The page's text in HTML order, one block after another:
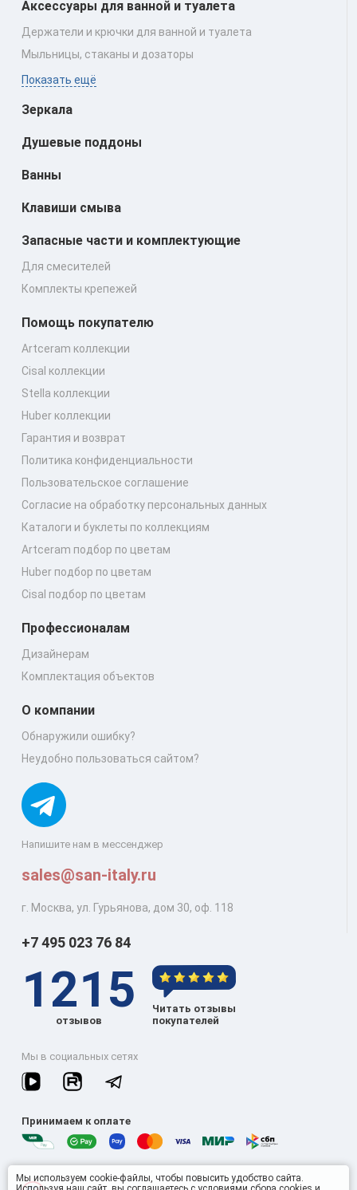
Аксессуары для ванной и туалета
Держатели и крючки для ванной и туалета
Мыльницы, стаканы и дозаторы
Показать ещё
Зеркала
Душевые поддоны
Ванны
Клавиши смыва
Запасные части и комплектующие
Для смесителей
Комплекты крепежей
Напишите нам в мессенджер
sales@san-italy.ru
г. Москва, ул. Гурьянова, дом 30, оф. 118
Помощь покупателю
Artceram коллекции
Cisal коллекции
Stella коллекции
Huber коллекции
Гарантия и возврат
Политика конфиденциальности
Пользовательское соглашение
Согласие на обработку персональных данных
Каталоги и буклеты по коллекциям
Artceram подбор по цветам
Huber подбор по цветам
Cisal подбор по цветам
Профессионалам
Дизайнерам
Комплектация объектов
О компании
Обнаружили ошибку?
Неудобно пользоваться сайтом?
+7 495 023 76 84
1215
отзывов
Читать отзывы
покупателей
Мы в социальных сетях
Принимаем к оплате
Мы используем cookie-файлы, чтобы повысить удобство сайта.